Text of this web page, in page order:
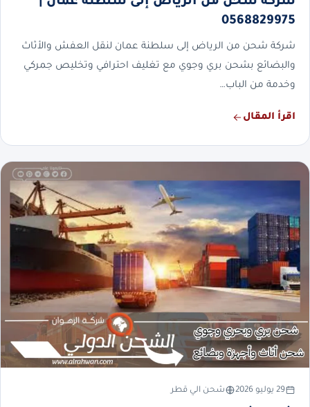
0568829975
شركة شحن من الرياض إلى سلطنة عمان لنقل العفش والأثاث
والبضائع بشحن بري وجوي مع تغليف احترافي وتخليص جمركي
وخدمة من الباب…
اقرأ المقال
29 يوليو 2026 شحن الي قطر